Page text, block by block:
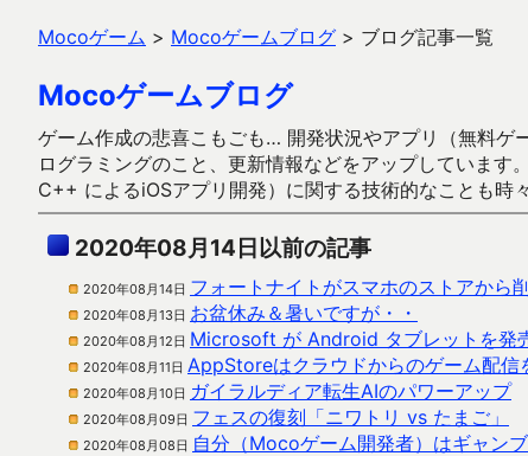
Mocoゲーム > Mocoゲームブログ > ブログ記事一覧
Mocoゲームブログ
ゲーム作成の悲喜こもごも… 開発状況やアプリ（無料
ログラミングのこと、更新情報などをアップしていま
C++ によるiOSアプリ開発）に関する技術的なことも時
2020年08月14日以前の記事
2020年08月14日 フォートナイトがスマホのストアから
2020年08月13日 お盆休み＆暑いですが・・
2020年08月12日 Microsoft が Android タブレットを発
2020年08月11日 AppStoreはクラウドからのゲーム配信
2020年08月10日 ガイラルディア転生AIのパワーアップ
2020年08月09日 フェスの復刻「ニワトリ vs たまご」
2020年08月08日 自分（Mocoゲーム開発者）はギャン